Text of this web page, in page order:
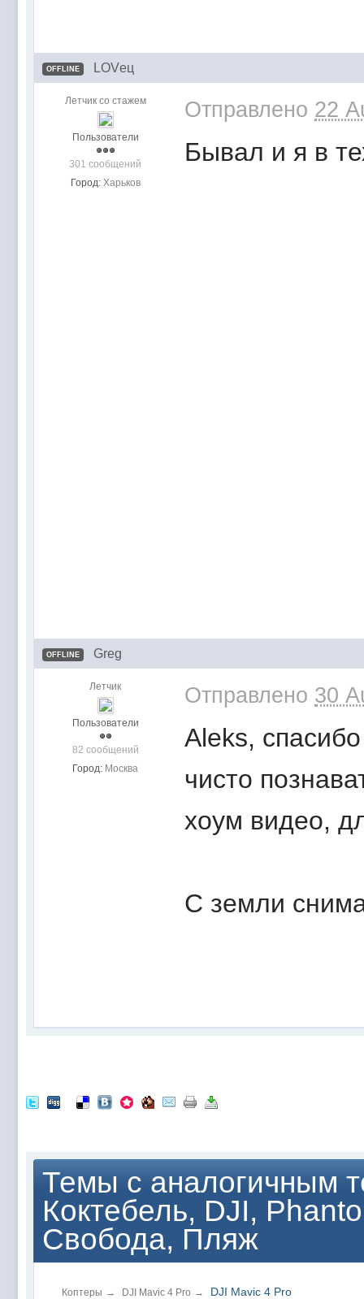
OFFLINE LOVец
Летчик со стажем
Пользователи
301 сообщений
Город: Харьков
Отправлено 22
Бывал и я в
OFFLINE Greg
Летчик
Пользователи
82 сообщений
Город: Москва
Отправлено 30
Aleks,
чисто
хоум видео,
С земли
Темы с аналогичным
Коктебель, DJI,
Свобода, Пляж
Коптеры → DJI Mavic 4 Pro → DJI Mavic 4 Pro